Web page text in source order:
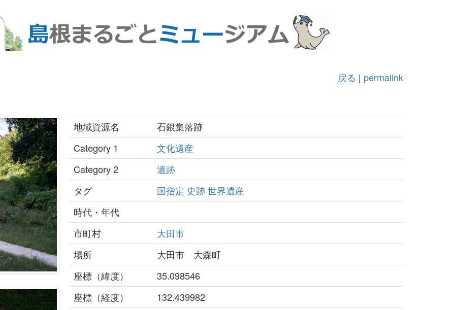
戻る | permalink
地域資源名
石銀集落跡
Category 1
文化遺産
Category 2
遺跡
タグ
国指定 史跡 世界遺産
時代・年代
市町村
大田市
場所
大田市 大森町
座標（緯度）
35.098546
座標（経度）
132.439982